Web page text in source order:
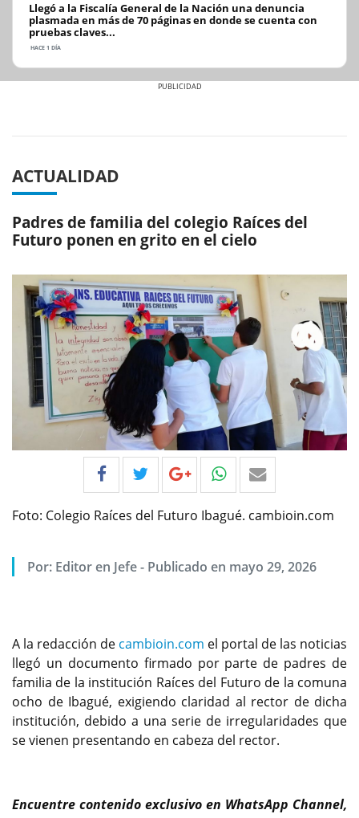
Llegó a la Fiscalía General de la Nación una denuncia
plasmada en más de 70 páginas en donde se cuenta con
pruebas claves...
HACE 1 DÍA
ACTUALIDAD
Padres de familia del colegio Raíces del
Futuro ponen en grito en el cielo
Foto: Colegio Raíces del Futuro Ibagué. cambioin.com
Por: Editor en Jefe- Publicado en mayo 29, 2026
A la redacción de cambioin.com el portal de las noticias
llegó un documento firmado por parte de padres de
familia de la institución Raíces del Futuro de la comuna
ocho de Ibagué, exigiendo claridad al rector de dicha
institución, debido a una serie de irregularidades que
se vienen presentando en cabeza del rector.
Encuentre contenido exclusivo en WhatsApp Channel,